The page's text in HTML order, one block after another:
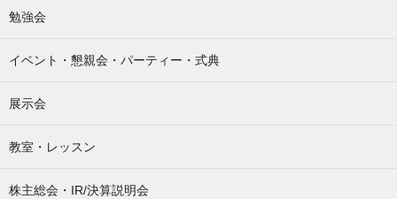
勉強会
イベント・懇親会・パーティー・式典
展示会
教室・レッスン
株主総会・IR/決算説明会